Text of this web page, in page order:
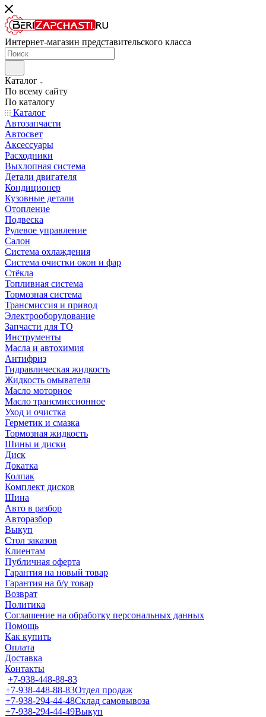
Интернет-магазин представительского класса
Каталог
По всему сайту
По каталогу
Каталог
Автозапчасти
Автосвет
Аксессуары
Расходники
Выхлопная система
Детали двигателя
Кондиционер
Кузовные детали
Отопление
Подвеска
Рулевое управление
Салон
Система охлаждения
Система очистки окон и фар
Стёкла
Топливная система
Тормозная система
Трансмиссия и привод
Электрооборудование
Запчасти для ТО
Инструменты
Масла и автохимия
Антифриз
Гидравлическая жидкость
Жидкость омывателя
Масло моторное
Масло трансмиссионное
Уход и очистка
Герметик и смазка
Тормозная жидкость
Шины и диски
Диск
Докатка
Колпак
Комплект дисков
Шина
Авто в разбор
Авторазбор
Выкуп
Стол заказов
Клиентам
Публичная оферта
Гарантия на новый товар
Гарантия на б/у товар
Возврат
Политика
Соглашение на обработку персональных данных
Помощь
Как купить
Оплата
Доставка
Контакты
+7-938-448-88-83
+7-938-448-88-83Отдел продаж
+7-938-294-44-48Склад самовывоза
+7-938-294-44-49Выкуп